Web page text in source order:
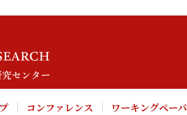
コンファレンス ワーキングペー